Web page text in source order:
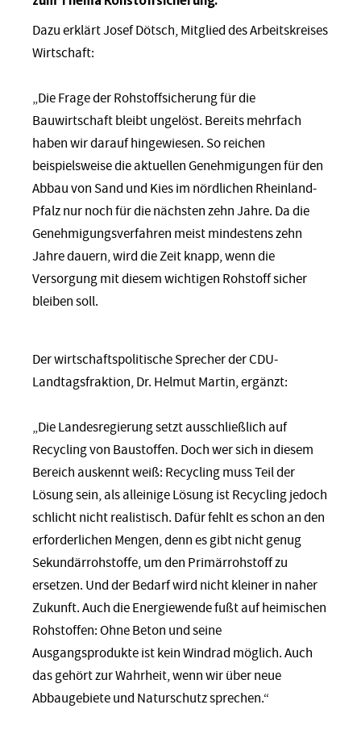
Dazu erklärt Josef Dötsch, Mitglied des Arbeitskreises
Wirtschaft:
„Die Frage der Rohstoffsicherung für die
Bauwirtschaft bleibt ungelöst. Bereits mehrfach
haben wir darauf hingewiesen. So reichen
beispielsweise die aktuellen Genehmigungen für den
Abbau von Sand und Kies im nördlichen Rheinland-
Pfalz nur noch für die nächsten zehn Jahre. Da die
Genehmigungsverfahren meist mindestens zehn
Jahre dauern, wird die Zeit knapp, wenn die
Versorgung mit diesem wichtigen Rohstoff sicher
bleiben soll.
Der wirtschaftspolitische Sprecher der CDU-
Landtagsfraktion, Dr. Helmut Martin, ergänzt:
„Die Landesregierung setzt ausschließlich auf
Recycling von Baustoffen. Doch wer sich in diesem
Bereich auskennt weiß: Recycling muss Teil der
Lösung sein, als alleinige Lösung ist Recycling jedoch
schlicht nicht realistisch. Dafür fehlt es schon an den
erforderlichen Mengen, denn es gibt nicht genug
Sekundärrohstoffe, um den Primärrohstoff zu
ersetzen. Und der Bedarf wird nicht kleiner in naher
Zukunft. Auch die Energiewende fußt auf heimischen
Rohstoffen: Ohne Beton und seine
Ausgangsprodukte ist kein Windrad möglich. Auch
das gehört zur Wahrheit, wenn wir über neue
Abbaugebiete und Naturschutz sprechen.“